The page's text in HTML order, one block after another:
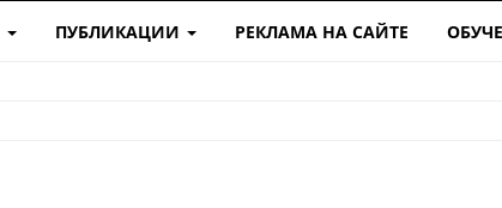
ПУБЛИКАЦИИ РЕКЛАМА НА САЙТЕ